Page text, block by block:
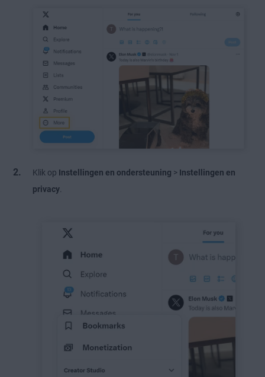
Klik op Instellingen en ondersteuning > Instellingen en
privacy